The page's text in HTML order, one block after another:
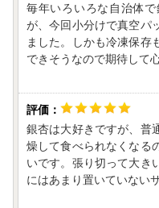
毎年いろいろな自治体
が、今回小分けで真空パ
ました。しかも冷凍保存
できそうなので期待して
銀杏は大好きですが、普
燥して食べられなくなる
いです。張り切って大き
にはあまり置いていない